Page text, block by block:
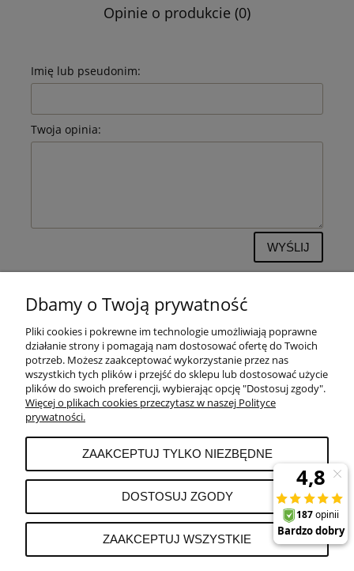
Opinie o produkcie (0)
Imię lub pseudonim:
Twoja opinia:
WYŚLIJ
POMOC
PŁATNOŚCI I DOSTAWA
MOJE KONTO
O FIRMIE
Dbamy o Twoją prywatność
Pliki cookies i pokrewne im technologie umożliwiają poprawne
działanie strony i pomagają nam dostosować ofertę do Twoich
potrzeb. Możesz zaakceptować wykorzystanie przez nas
wszystkich tych plików i przejść do sklepu lub dostosować użycie
plików do swoich preferencji, wybierając opcję "Dostosuj zgody".
Więcej o plikach cookies przeczytasz w naszej Polityce
prywatności.
ZAAKCEPTUJ TYLKO NIEZBĘDNE
DOSTOSUJ ZGODY
ZAAKCEPTUJ WSZYSTKIE